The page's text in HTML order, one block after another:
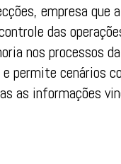
empresa que
das
nos processos
permite cenários
as informações